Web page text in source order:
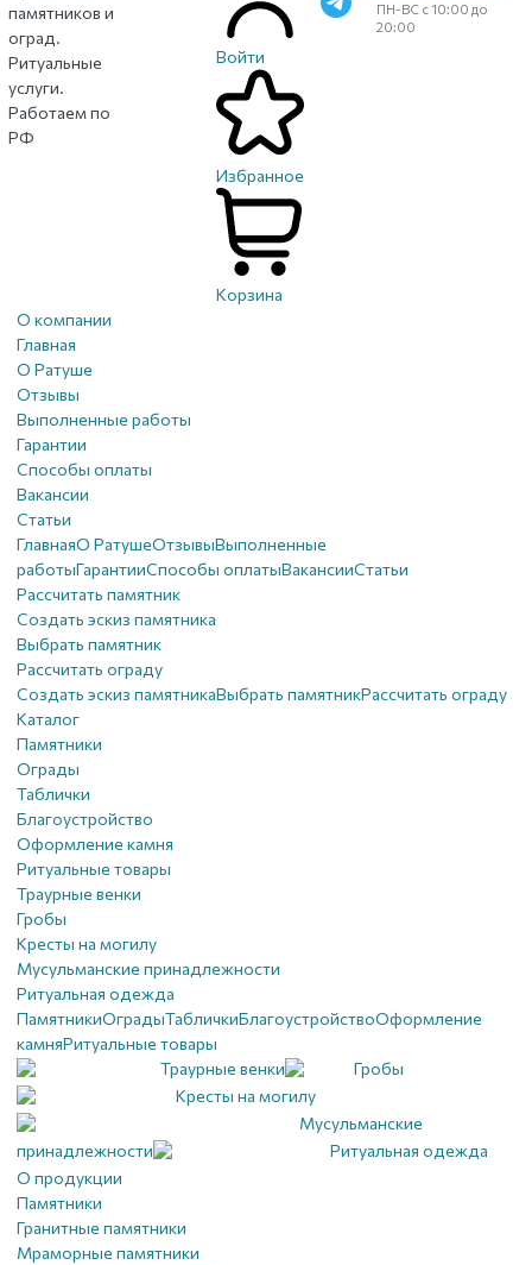
памятников и
оград.
Ритуальные
услуги.
Работаем по
РФ
Войти
Избранное
Корзина
ПН-ВС с 10:00 до
20:00
О компании
Главная
О Ратуше
Отзывы
Выполненные работы
Гарантии
Способы оплаты
Вакансии
Статьи
ГлавнаяО РатушеОтзывыВыполненные
работыГарантииСпособы оплатыВакансииСтатьи
Рассчитать памятник
Создать эскиз памятника
Выбрать памятник
Рассчитать ограду
Создать эскиз памятникаВыбрать памятникРассчитать ограду
Каталог
Памятники
Ограды
Таблички
Благоустройствo
Оформление камня
Ритуальные товары
Траурные венки
Гробы
Кресты на могилу
Мусульманские принадлежности
Ритуальная одежда
ПамятникиОградыТабличкиБлагоустройствoОформление
камняРитуальные товары
Траурные венки
Гробы
Кресты на могилу
Мусульманские
принадлежности
Ритуальная одежда
О продукции
Памятники
Гранитные памятники
Мраморные памятники